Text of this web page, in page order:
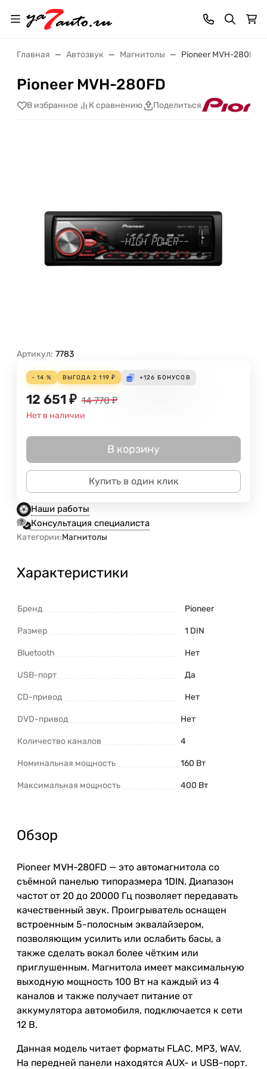
Главная Автозвук Магнитолы Pioneer MVH-280FD
Pioneer MVH-280FD
В избранное К сравнению Поделиться
Артикул: 7783
- 14 % ВЫГОДА 2 119 ₽ +126 БОНУСОВ
12 651 ₽ 14 770 ₽
Нет в наличии
В корзину
Купить в один клик
Наши работы
Консультация специалиста
Категории:Магнитолы
Характеристики
Бренд Pioneer
Размер 1 DIN
Bluetooth Нет
USB-порт Да
CD-привод Нет
DVD-привод Нет
Количество каналов 4
Номинальная мощность 160 Вт
Максимальная мощность 400 Вт
Обзор
Pioneer MVH-280FD — это автомагнитола со
съёмной панелью типоразмера 1DIN. Диапазон
частот от 20 до 20000 Гц позволяет передавать
качественный звук. Проигрыватель оснащен
встроенным 5-полосным эквалайзером,
позволяющим усилить или ослабить басы, а
также сделать вокал более чётким или
приглушенным. Магнитола имеет максимальную
выходную мощность 100 Вт на каждый из 4
каналов и также получает питание от
аккумулятора автомобиля, подключается к сети
12 В.
Данная модель читает форматы FLAC, MP3, WAV.
На передней панели находятся AUX- и USB-порт.